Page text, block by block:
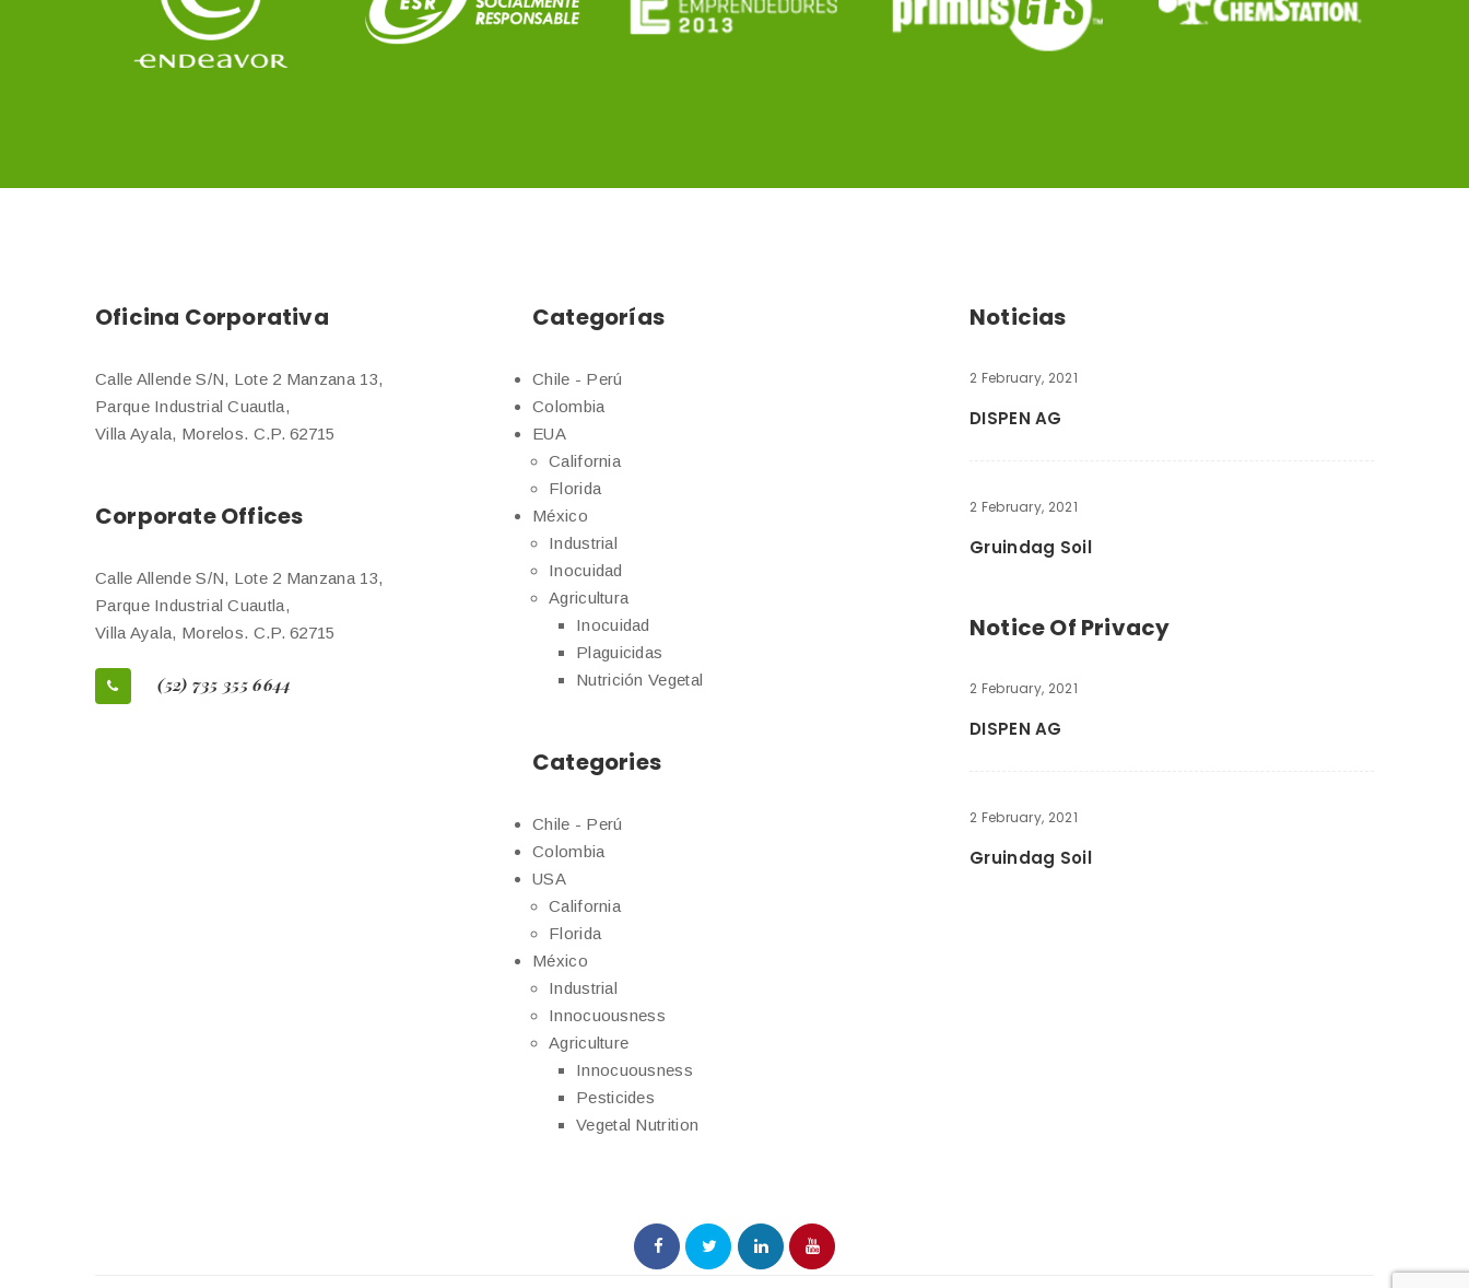
Oficina Corporativa
Calle Allende S/N, Lote 2 Manzana 13,
Parque Industrial Cuautla,
Villa Ayala, Morelos. C.P. 62715
Corporate Offices
Calle Allende S/N, Lote 2 Manzana 13,
Parque Industrial Cuautla,
Villa Ayala, Morelos. C.P. 62715
(52) 735 355 6644
Categorías
Chile - Perú
Colombia
EUA
California
Florida
México
Industrial
Inocuidad
Agricultura
Inocuidad
Plaguicidas
Nutrición Vegetal
Categories
Chile - Perú
Colombia
USA
California
Florida
México
Industrial
Innocuousness
Agriculture
Innocuousness
Pesticides
Vegetal Nutrition
Noticias
2 February, 2021
DISPEN AG
2 February, 2021
Gruindag Soil
Notice Of Privacy
2 February, 2021
DISPEN AG
2 February, 2021
Gruindag Soil